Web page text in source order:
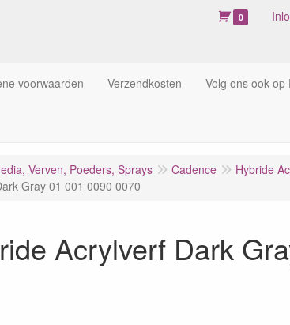
0
voorwaarden Verzendkosten Volg ons ook
Verven, Poeders, Sprays Cadence
Hybride
Gray 01 001 0090 0070
Acrylverf Dark